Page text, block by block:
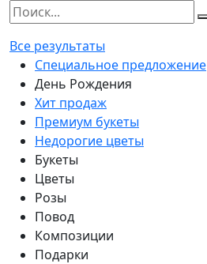
Все результаты
Специальное предложение
День Рождения
Хит продаж
Премиум букеты
Недорогие цветы
Букеты
Цветы
Розы
Повод
Композиции
Подарки